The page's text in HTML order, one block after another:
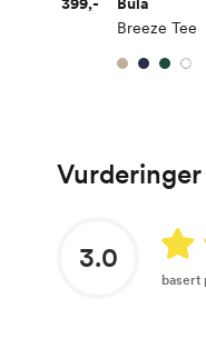
Breeze Tee
Vurderinger
3.0
basert